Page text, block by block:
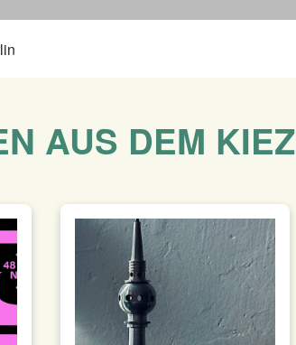
AUS DEM KIEZ